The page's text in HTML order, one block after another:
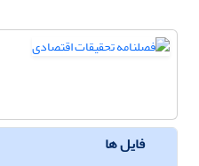
فایل ها